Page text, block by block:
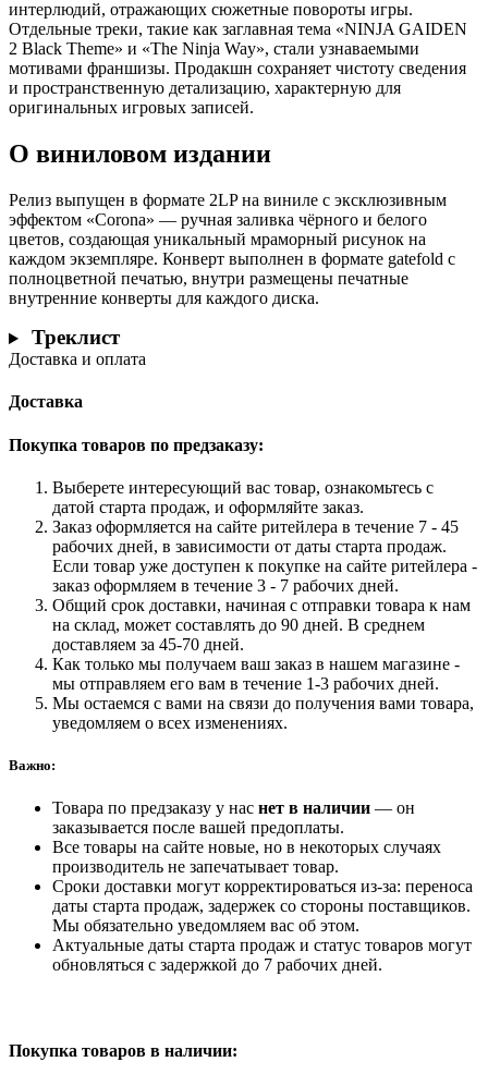
интерлюдий, отражающих сюжетные повороты игры.
Отдельные треки, такие как заглавная тема «NINJA GAIDEN
2 Black Theme» и «The Ninja Way», стали узнаваемыми
мотивами франшизы. Продакшн сохраняет чистоту сведения
и пространственную детализацию, характерную для
оригинальных игровых записей.
О виниловом издании
Релиз выпущен в формате 2LP на виниле с эксклюзивным
эффектом «Corona» — ручная заливка чёрного и белого
цветов, создающая уникальный мраморный рисунок на
каждом экземпляре. Конверт выполнен в формате gatefold с
полноцветной печатью, внутри размещены печатные
внутренние конверты для каждого диска.
Треклист
Доставка и оплата
Доставка
Покупка товаров по предзаказу:
Выберете интересующий вас товар, ознакомьтесь с
датой старта продаж, и оформляйте заказ.
Заказ оформляется на сайте ритейлера в течение 7 - 45
рабочих дней, в зависимости от даты старта продаж.
Если товар уже доступен к покупке на сайте ритейлера -
заказ оформляем в течение 3 - 7 рабочих дней.
Общий срок доставки, начиная с отправки товара к нам
на склад, может составлять до 90 дней. В среднем
доставляем за 45-70 дней.
Как только мы получаем ваш заказ в нашем магазине -
мы отправляем его вам в течение 1-3 рабочих дней.
Мы остаемся с вами на связи до получения вами товара,
уведомляем о всех изменениях.
Важно:
Товара по предзаказу у нас нет в наличии — он
заказывается после вашей предоплаты.
Все товары на сайте новые, но в некоторых случаях
производитель не запечатывает товар.
Сроки доставки могут корректироваться из-за: переноса
даты старта продаж, задержек со стороны поставщиков.
Мы обязательно уведомляем вас об этом.
Актуальные даты старта продаж и статус товаров могут
обновляться с задержкой до 7 рабочих дней.
Покупка товаров в наличии: